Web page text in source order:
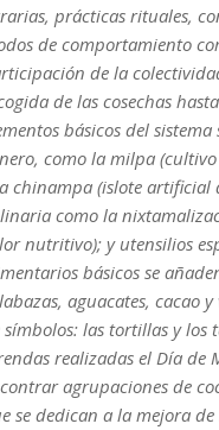
prácticas rituales,
de comportamiento
de la
de las cosechas
básicos del
como la milpa
chinampa (islote artificial
como la
nutritivo); y utensilios
básicos se
aguacates, cacao
símbolos: las tortillas y
realizadas el Día de
agrupaciones de
se dedican a la mejora